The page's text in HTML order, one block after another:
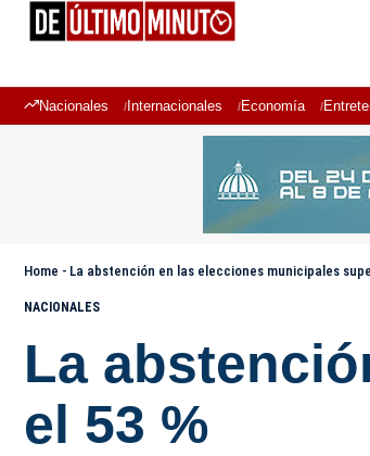
Nacionales Internacionales Economía
Home - La abstención en las elecciones municipales
NACIONALES
La
el 53 %